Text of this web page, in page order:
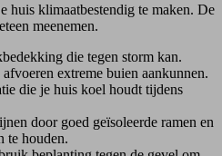
huis klimaatbestendig te maken. De
meenemen.
die tegen storm kan.
extreme buien aankunnen.
die je huis koel houdt tijdens
door goed geïsoleerde ramen en
te houden.